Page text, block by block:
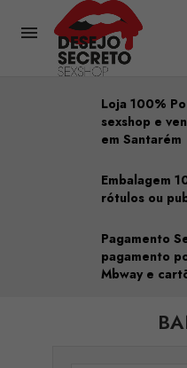

Loja 100%
sexshop e
em Santarém
Embalagem
rótulos ou
Pagamento
pagamento
Mbway e